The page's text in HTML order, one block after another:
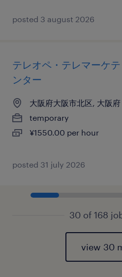
posted 3 august 2026
テレオペ・テレマーケ
ンター
大阪府大阪市北区, 大阪府
temporary
¥1550.00 per hour
posted 31 july 2026
30 of 168
view 30